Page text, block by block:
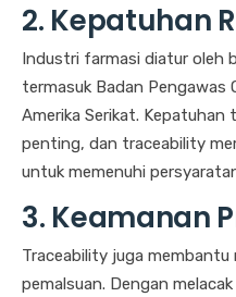
2. Kepatuhan
Industri farmasi diatur oleh
termasuk Badan Pengawas
Amerika Serikat. Kepatuhan
penting, dan traceability
untuk memenuhi
3. Keamanan
Traceability juga
pemalsuan. Dengan